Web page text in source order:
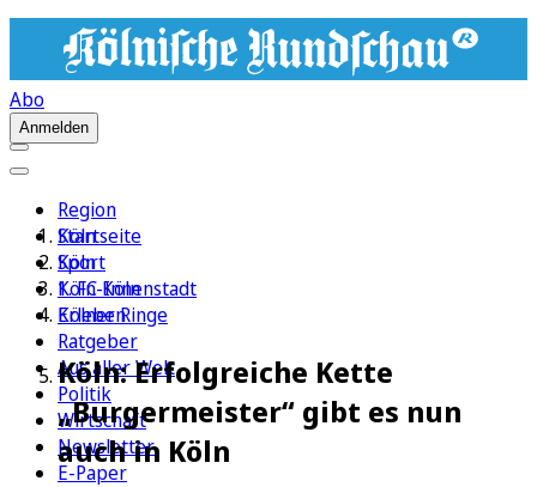
Abo
Anmelden
Region
Köln
Sport
1. FC Köln
Erleben
Ratgeber
Aus aller Welt
Politik
Wirtschaft
Newsletter
E-Paper
Startseite
Köln
Köln-Innenstadt
Kölner Ringe
Köln: Erfolgreiche Kette
„Burgermeister“ gibt es nun
auch in Köln